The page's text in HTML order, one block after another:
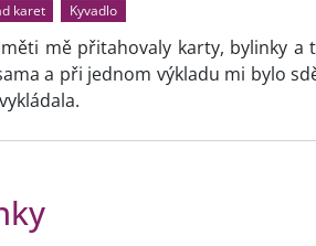
karet Kyvadlo
mě přitahovaly karty, bylinky a
a při jednom výkladu mi bylo